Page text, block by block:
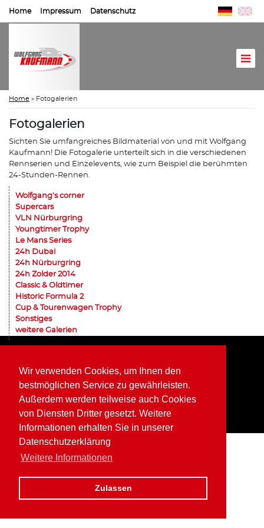
Wir verwenden Cookies, um Ihnen den
bestmöglichen Service zu gewährleisten.
Außerdem werden teilweise auch Cookies
von Diensten Dritter gesetzt. Weitere
Informationen erhalten Sie in unserer
Datenschutzerklärung
Weitere Informationen
Zulassen
Home Impressum Datenschutz
Home » Fotogalerien
Fotogalerien
Sichten Sie umfangreiches Bildmaterial von und mit Wolfgang
Kaufmann! Die Fotogalerie unterteilt sich in die verschiedenen
Rennserien und Einzelevents, wie zum Beispiel die berühmten
24-Stunden-Rennen.
Wolfgang's corner
Supercars
VLN Nürburgring
Youngtimer Trophy
Le Mans Series
24h Dubai
24h Nürburgring
24h Zolder 2014
Classic & Oldtimer
Historic Formula 2
Cup & Tourenwagen Trophy
Sonstiges
weitere Galerien